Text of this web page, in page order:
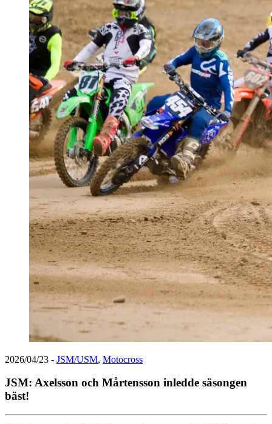
2026/04/23 - JSM/USM, Motocross
JSM: Axelsson och Mårtensson inledde säsongen
bäst!